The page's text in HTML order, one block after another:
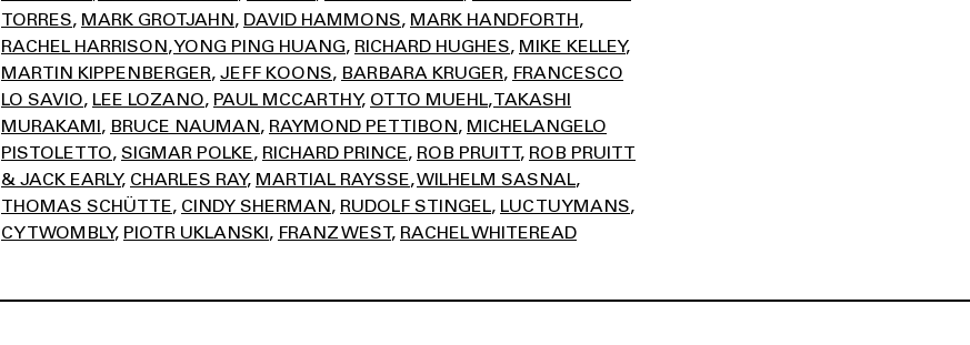
TORRES MARK GROTJAHN DAVID HAMMONS MARK HANDFORTH
RACHEL HARRISON YONG PING HUANG RICHARD HUGHES MIKE KELLEY
MARTIN KIPPENBERGER JEFF KOONS BARBARA KRUGER FRANCESCO
LO SAVIO LEE LOZANO PAUL MCCARTHY OTTO MUEHL TAKASHI
MURAKAMI BRUCE NAUMAN RAYMOND PETTIBON MICHELANGELO
PISTOLETTO SIGMAR POLKE RICHARD PRINCE ROB PRUITT ROB PRUITT
& JACK EARLY CHARLES RAY MARTIAL RAYSSE WILHELM SASNAL
THOMAS SCHÜTTE CINDY SHERMAN RUDOLF STINGEL LUC TUYMANS
CY TWOMBLY PIOTR UKLANSKI FRANZ WEST RACHEL WHITEREAD